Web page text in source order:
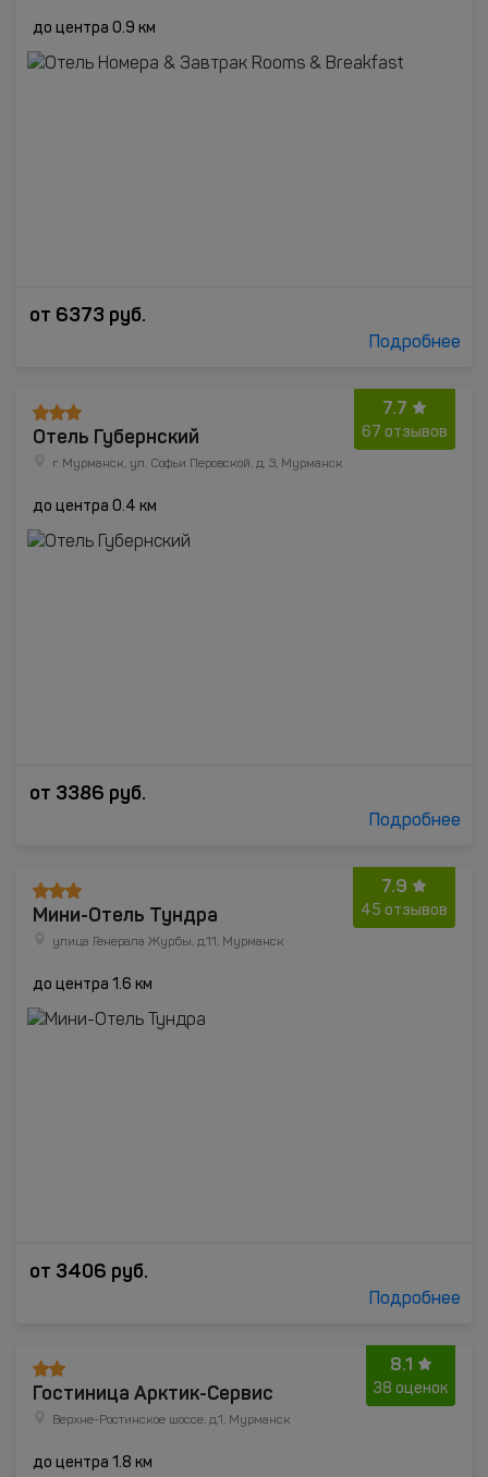
до центра 0.9 км
от 6373 руб.
Подробнее
7.7
67 отзывов
Отель Губернский
г. Мурманск, ул. Софьи Перовской, д. 3, Мурманск
до центра 0.4 км
от 3386 руб.
Подробнее
7.9
45 отзывов
Мини-Отель Тундра
улица Генерала Журбы, д.11, Мурманск
до центра 1.6 км
от 3406 руб.
Подробнее
8.1
38 оценок
Гостиница Арктик-Сервис
Верхне-Ростинское шоссе, д.1, Мурманск
до центра 1.8 км